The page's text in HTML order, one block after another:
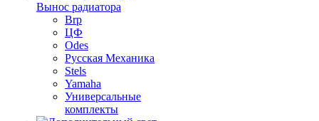
Вынос радиатора
Brp
ЦФ
Odes
Русская Механика
Stels
Yamaha
Универсальные
комплекты